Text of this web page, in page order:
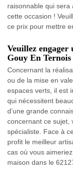
raisonnable qui
cette occasion !
ce prix pour mettre
Veuillez
Gouy En Ternois
Concernant la
ou de la mise en
espaces verts, il est
qui nécessitent
d’une grande
concernant ce sujet,
spécialiste. Face à
profit le meilleur
cas où vous
maison dans le